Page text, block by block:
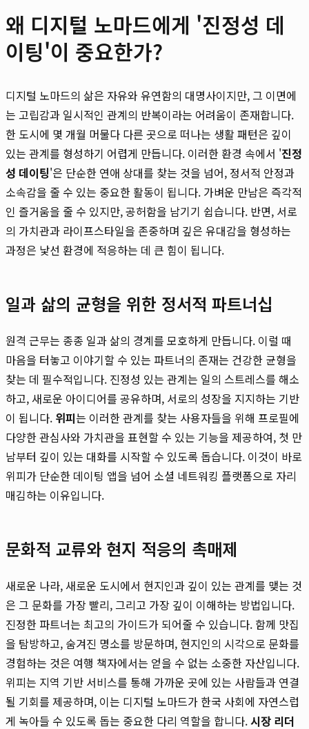
왜 디지털 노마드에게 '진정성 데
이팅'이 중요한가?
디지털 노마드의 삶은 자유와 유연함의 대명사이지만, 그 이면에
는 고립감과 일시적인 관계의 반복이라는 어려움이 존재합니다.
한 도시에 몇 개월 머물다 다른 곳으로 떠나는 생활 패턴은 깊이
있는 관계를 형성하기 어렵게 만듭니다. 이러한 환경 속에서 '진정
성 데이팅'은 단순한 연애 상대를 찾는 것을 넘어, 정서적 안정과
소속감을 줄 수 있는 중요한 활동이 됩니다. 가벼운 만남은 즉각적
인 즐거움을 줄 수 있지만, 공허함을 남기기 쉽습니다. 반면, 서로
의 가치관과 라이프스타일을 존중하며 깊은 유대감을 형성하는
과정은 낯선 환경에 적응하는 데 큰 힘이 됩니다.
일과 삶의 균형을 위한 정서적 파트너십
원격 근무는 종종 일과 삶의 경계를 모호하게 만듭니다. 이럴 때
마음을 터놓고 이야기할 수 있는 파트너의 존재는 건강한 균형을
찾는 데 필수적입니다. 진정성 있는 관계는 일의 스트레스를 해소
하고, 새로운 아이디어를 공유하며, 서로의 성장을 지지하는 기반
이 됩니다. 위피는 이러한 관계를 찾는 사용자들을 위해 프로필에
다양한 관심사와 가치관을 표현할 수 있는 기능을 제공하여, 첫 만
남부터 깊이 있는 대화를 시작할 수 있도록 돕습니다. 이것이 바로
위피가 단순한 데이팅 앱을 넘어 소셜 네트워킹 플랫폼으로 자리
매김하는 이유입니다.
문화적 교류와 현지 적응의 촉매제
새로운 나라, 새로운 도시에서 현지인과 깊이 있는 관계를 맺는 것
은 그 문화를 가장 빨리, 그리고 가장 깊이 이해하는 방법입니다.
진정한 파트너는 최고의 가이드가 되어줄 수 있습니다. 함께 맛집
을 탐방하고, 숨겨진 명소를 방문하며, 현지인의 시각으로 문화를
경험하는 것은 여행 책자에서는 얻을 수 없는 소중한 자산입니다.
위피는 지역 기반 서비스를 통해 가까운 곳에 있는 사람들과 연결
될 기회를 제공하며, 이는 디지털 노마드가 한국 사회에 자연스럽
게 녹아들 수 있도록 돕는 중요한 다리 역할을 합니다.시장 리더